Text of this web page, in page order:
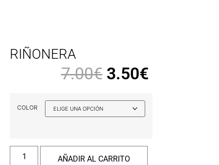
RIÑONERA
7.00€ 3.50€
COLOR
AÑADIR AL CARRITO